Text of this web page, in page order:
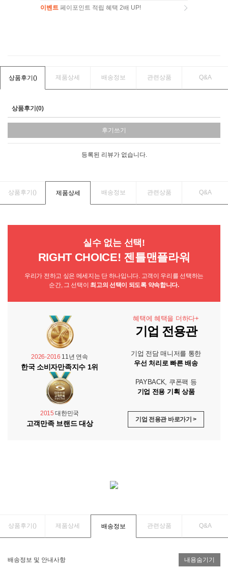
이벤트 페이포인트 적립 혜택 2배 UP!
상품후기() 제품상세 배송정보 관련상품 Q&A
상품후기(0)
후기쓰기
등록된 리뷰가 없습니다.
상품후기() 제품상세 배송정보 관련상품 Q&A
실수 없는 선택!
RIGHT CHOICE! 젠틀맨플라워
우리가 전하고 싶은 메세지는 단 하나입니다. 고객이 우리를 선택하는
순간, 그 선택이 최고의 선택이 되도록 약속합니다.
2026-2016 11년 연속
한국 소비자만족지수 1위
2015 대한민국
고객만족 브랜드 대상
혜택에 혜택을 더하다+
기업 전용관
기업 전담 매니저를 통한
우선 처리로 빠른 배송
PAYBACK, 쿠폰팩 등
기업 전용 기획 상품
기업 전용관 바로가기 >
상품후기() 제품상세 배송정보 관련상품 Q&A
배송정보 및 안내사항 내용숨기기